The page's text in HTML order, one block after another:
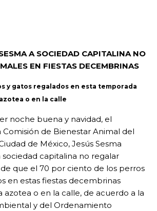
A SOCIEDAD CAPITALINA NO
EN FIESTAS DECEMBRINAS
y gatos regalados en esta temporada
o en la calle
noche buena y navidad, el
de Bienestar Animal del
de México, Jesús Sesma
sociedad capitalina no regalar
que el 70 por ciento de los perros
en estas fiestas decembrinas
o en la calle, de acuerdo a la
y del Ordenamiento